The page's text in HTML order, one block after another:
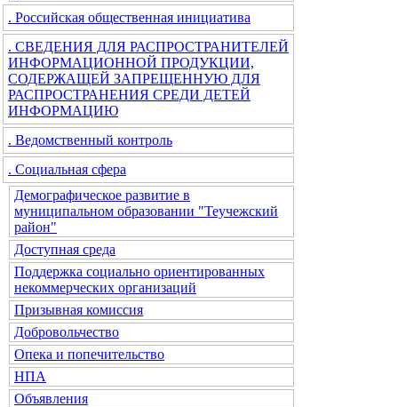
. Российская общественная инициатива
. СВЕДЕНИЯ ДЛЯ РАСПРОСТРАНИТЕЛЕЙ
ИНФОРМАЦИОННОЙ ПРОДУКЦИИ,
СОДЕРЖАЩЕЙ ЗАПРЕЩЕННУЮ ДЛЯ
РАСПРОСТРАНЕНИЯ СРЕДИ ДЕТЕЙ
ИНФОРМАЦИЮ
. Ведомственный контроль
. Социальная сфера
Демографическое развитие в
муниципальном образовании "Теучежский
район"
Доступная среда
Поддержка социально ориентированных
некоммерческих организаций
Призывная комиссия
Добровольчество
Опека и попечительство
НПА
Объявления